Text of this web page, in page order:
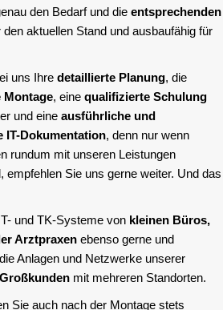
den Bedarf und die entsprechenden
den aktuellen Stand und ausbaufähig für
uns Ihre detaillierte Planung, die
Montage, eine qualifizierte Schulung
und eine ausführliche und
IT-Dokumentation, denn nur wenn
rundum mit unseren Leistungen
empfehlen Sie uns gerne weiter. Und das
und TK-Systeme von kleinen Büros,
Arztpraxen ebenso gerne und
Anlagen und Netzwerke unserer
mit mehreren Standorten.
Sie auch nach der Montage stets